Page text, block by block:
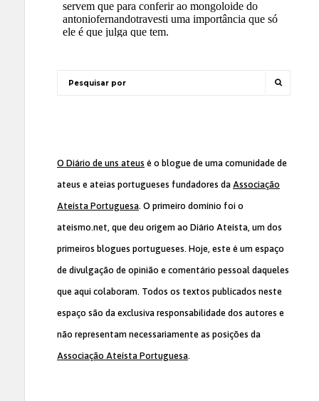
O Diário de uns ateus é o blogue de uma comunidade de
ateus e ateias portugueses fundadores da Associação
Ateísta Portuguesa. O primeiro domínio foi o
ateismo.net, que deu origem ao Diário Ateísta, um dos
primeiros blogues portugueses. Hoje, este é um espaço
de divulgação de opinião e comentário pessoal daqueles
que aqui colaboram. Todos os textos publicados neste
espaço são da exclusiva responsabilidade dos autores e
não representam necessariamente as posições da
Associação Ateísta Portuguesa.